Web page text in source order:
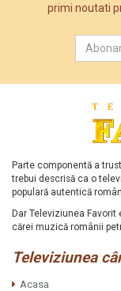
primi noutati
Parte componentă a
trebui descrisă ca o
populară autentică
Dar Televiziunea
cărei muzică românii
Televiziunea
Acasa